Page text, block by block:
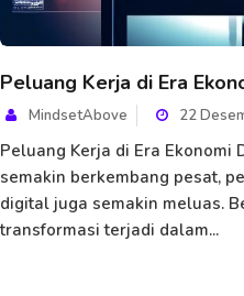
Peluang Kerja di Era
MindsetAbove 22
Peluang Kerja di Era
semakin berkembang pesat,
digital juga semakin meluas.
transformasi terjadi dalam...